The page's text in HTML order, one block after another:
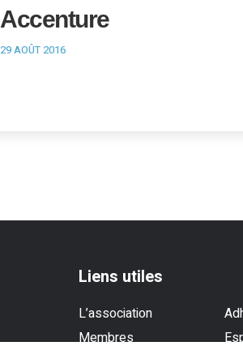
Accenture
29 AOÛT 2016
Liens utiles
L’association
Membres